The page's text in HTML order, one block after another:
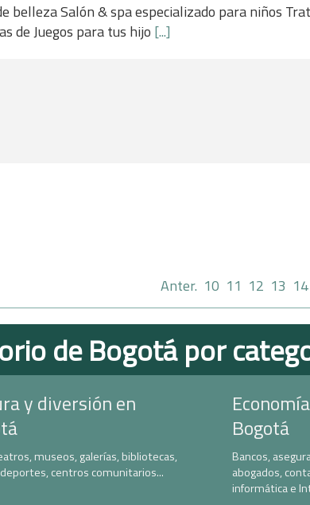
Salón & spa especializado para niños
de Juegos para tus hijo [...]
Anter. 10 11 12 13 14
de Bogotá por
y diversión en
museos, galerías, bibliotecas,
centros comunitarios...
Bogotá
Bancos,
abogados,
informática e